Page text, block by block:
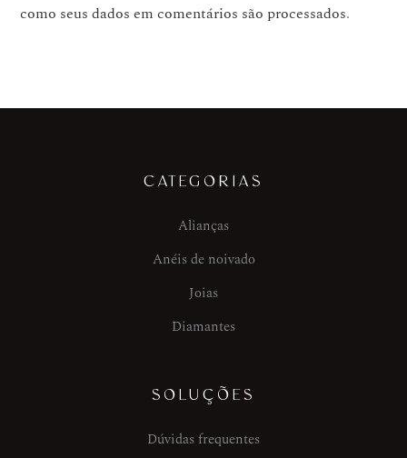
como seus dados em comentários são processados.
CATEGORIAS
Alianças
Anéis de noivado
Joias
Diamantes
SOLUÇÕES
Dúvidas frequentes